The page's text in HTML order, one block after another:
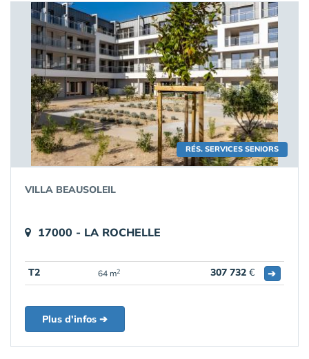
RÉS. SERVICES SENIORS
VILLA BEAUSOLEIL
17000 - LA ROCHELLE
T2 64 m2 307 732 € ➔
Plus d'infos ➔